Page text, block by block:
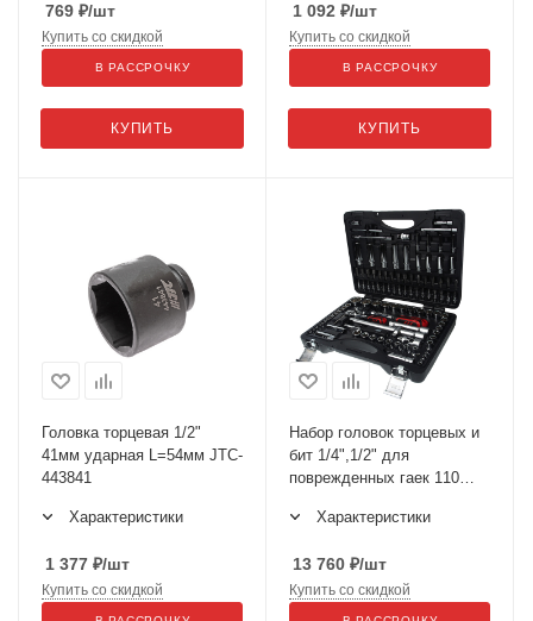
769 ₽/шт
КУПИТЬ
Купить со скидкой
В РАССРОЧКУ
1 092 ₽/шт
КУПИТЬ
Купить со скидкой
В РАССРОЧКУ
Головка торцевая 1/2"
41мм ударная L=54мм JTC-
443841
Характеристики
1 377 ₽/шт
Купить со скидкой
Набор головок торцевых и
бит 1/4",1/2" для
поврежденных гаек 110
S110B-B72
Характеристики
13 760 ₽/шт
Купить со скидкой